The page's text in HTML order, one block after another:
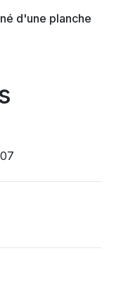
d'une planche